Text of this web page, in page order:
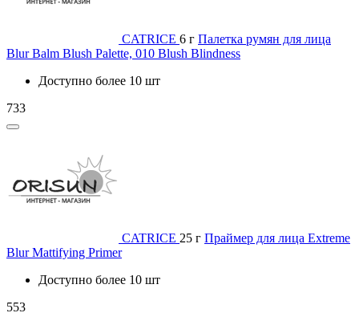
CATRICE 6 г Палетка румян для лица
Blur Balm Blush Palette, 010 Blush Blindness
Доступно более 10 шт
733
CATRICE 25 г Праймер для лица Extreme
Blur Mattifying Primer
Доступно более 10 шт
553